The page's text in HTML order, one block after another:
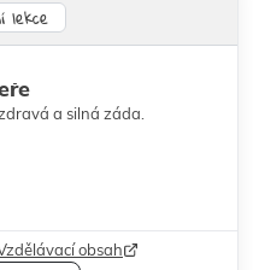
lekce
a silná záda.
obsah